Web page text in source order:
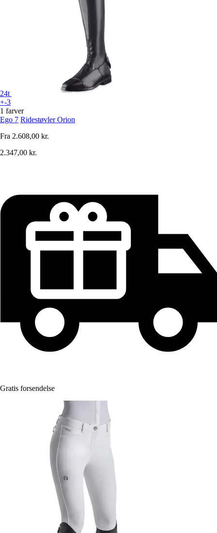
24t
+-3
1 farver
Ego 7 Ridestøvler Orion
Fra 2.608,00 kr.
2.347,00 kr.
Gratis forsendelse